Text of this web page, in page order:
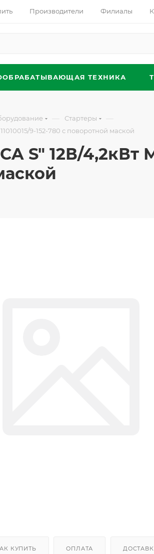
Производители Филиалы
ТЕХНИКА
— Стартеры —
9-152-780 с поворотной маской
S" 12В/4,2кВт
КУПИТЬ ОПЛАТА